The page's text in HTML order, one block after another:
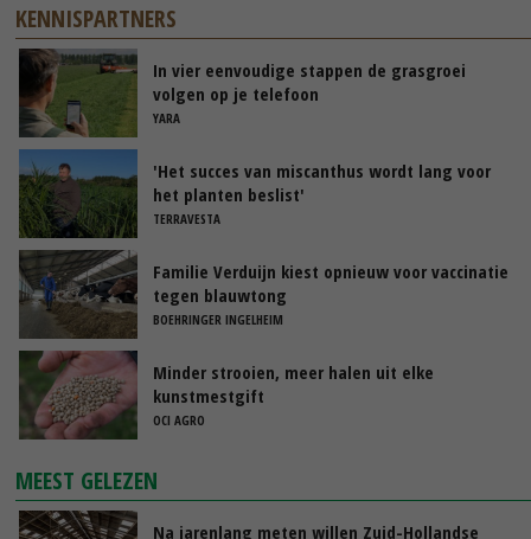
KENNISPARTNERS
In vier eenvoudige stappen de grasgroei
volgen op je telefoon
YARA
'Het succes van miscanthus wordt lang voor
het planten beslist'
TERRAVESTA
Familie Verduijn kiest opnieuw voor vaccinatie
tegen blauwtong
BOEHRINGER INGELHEIM
Minder strooien, meer halen uit elke
kunstmestgift
OCI AGRO
MEEST GELEZEN
Na jarenlang meten willen Zuid-Hollandse